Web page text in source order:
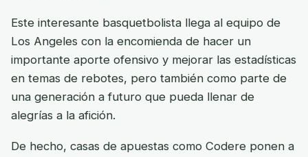
Este interesante basquetbolista llega al equipo de
Los Angeles con la encomienda de hacer un
importante aporte ofensivo y mejorar las estadísticas
en temas de rebotes, pero también como parte de
una generación a futuro que pueda llenar de
alegrías a la afición.
De hecho, casas de apuestas como Codere ponen a